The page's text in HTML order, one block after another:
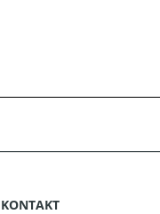
KONTAKT